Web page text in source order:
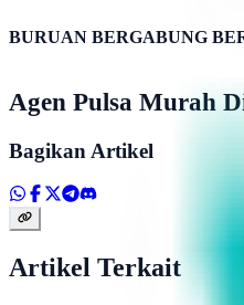
BURUAN BERGABUNG
Agen Pulsa Murah
Bagikan Artikel
Artikel Terkait